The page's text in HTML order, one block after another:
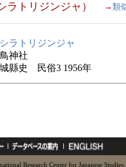
ラトリジンジャ） → 類
シラトリジンジャ
神社
縣史 民俗3 1956年
Research Center for Japanese